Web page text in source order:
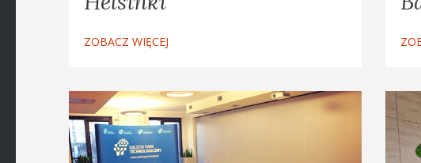
ZOBACZ WIĘCEJ